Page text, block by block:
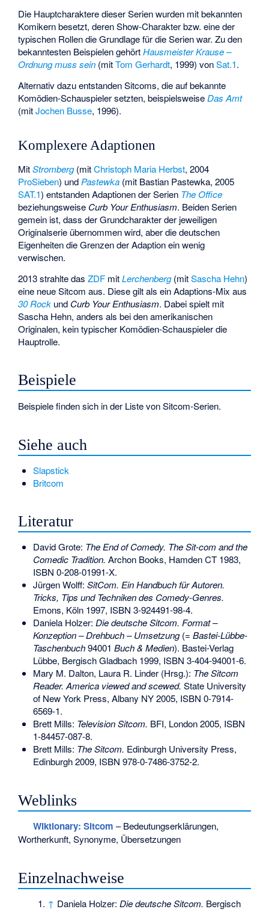
Die Hauptcharaktere dieser Serien wurden mit bekannten
Komikern besetzt, deren Show-Charakter bzw. eine der
typischen Rollen die Grundlage für die Serien war. Zu den
bekanntesten Beispielen gehörtHausmeister Krause –
Ordnung muss sein (mitTom Gerhardt, 1999) vonSat.1.
Alternativ dazu entstanden Sitcoms, die auf bekannte
Komödien-Schauspieler setzten, beispielsweiseDas Amt
(mitJochen Busse, 1996).
Komplexere Adaptionen
MitStromberg(mitChristoph Maria Herbst, 2004
ProSieben) und Pastewka (mit Bastian Pastewka, 2005
SAT.1) entstanden Adaptionen der Serien The Office
beziehungsweise Curb Your Enthusiasm. Beiden Serien
gemein ist, dass der Grundcharakter der jeweiligen
Originalserie übernommen wird, aber die deutschen
Eigenheiten die Grenzen der Adaption ein wenig
verwischen.
2013 strahlte dasZDF mitLerchenberg(mitSascha Hehn)
eine neue Sitcom aus. Diese gilt als ein Adaptions-Mix aus
30 Rock und Curb Your Enthusiasm. Dabei spielt mit
Sascha Hehn, anders als bei den amerikanischen
Originalen, kein typischer Komödien-Schauspieler die
Hauptrolle.
Beispiele
Beispiele finden sich in der Liste von Sitcom-Serien.
Siehe auch
Slapstick
Britcom
Literatur
David Grote: The End of Comedy. The Sit-com and the
Comedic Tradition. Archon Books, Hamden CT 1983,
ISBN 0-208-01991-X.
Jürgen Wolff: SitCom. Ein Handbuch für Autoren.
Tricks, Tips und Techniken des Comedy-Genres.
Emons, Köln 1997, ISBN 3-924491-98-4.
Daniela Holzer: Die deutsche Sitcom. Format –
Konzeption – Drehbuch – Umsetzung(= Bastei-Lübbe-
Taschenbuch94001 Buch & Medien). Bastei-Verlag
Lübbe, Bergisch Gladbach 1999, ISBN 3-404-94001-6.
Mary M. Dalton, Laura R. Linder (Hrsg.): The Sitcom
Reader. America viewed and scewed. State University
of New York Press, Albany NY 2005, ISBN 0-7914-
6569-1.
Brett Mills: Television Sitcom. BFI, London 2005, ISBN
1-84457-087-8.
Brett Mills: The Sitcom. Edinburgh University Press,
Edinburgh 2009, ISBN 978-0-7486-3752-2.
Weblinks
Wiktionary: Sitcom – Bedeutungserklärungen,
Wortherkunft, Synonyme, Übersetzungen
Einzelnachweise
↑ Daniela Holzer:Die deutsche Sitcom. Bergisch